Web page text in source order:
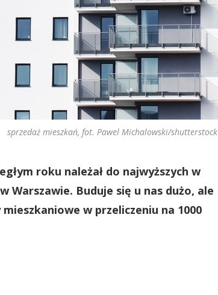
sprzedaż mieszkań, fot. Pawel Michalowski/shutterstock
roku należał do najwyższych w
Warszawie. Buduje się u nas dużo, ale
w przeliczeniu na 1000